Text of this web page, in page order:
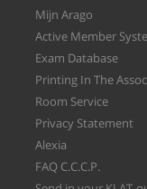
Mijn Arago
Active Member
Exam Database
Printing In The
Room Service
Privacy Statement
Alexia
FAQ C.C.C.P.